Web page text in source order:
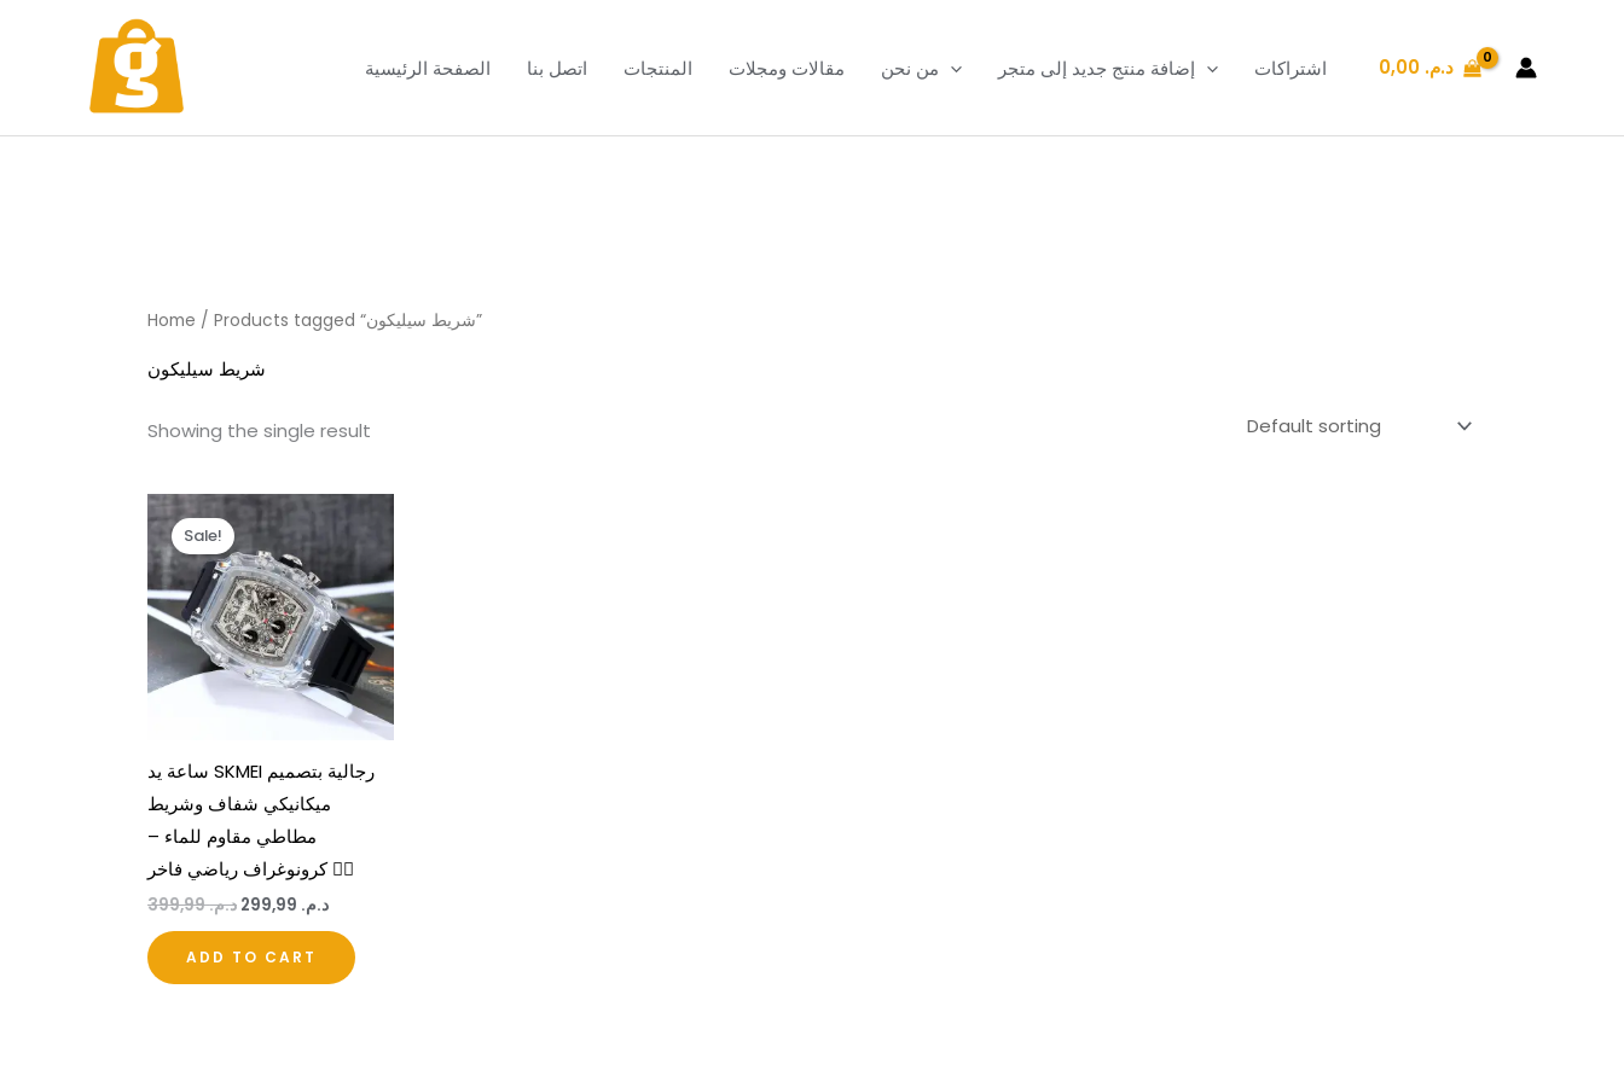
الصفحة الرئيسية اتصل بنا المنتجات مقالات ومجلات من نحن إضافة منتج جديد إلى متجر اشتراكات د.م.
Home / Products tagged “شريط سيليكون”
شريط سيليكون
Showing the single result
Sale!
ساعة يد SKMEI رجالية بتصميم
ميكانيكي شفاف وشريط
مطاطي مقاوم للماء –
كرونوغراف رياضي فاخر 🏃‍♂️
د.م.399,99
Original
price
د.م. 399,99.
د.م.
Current
price
is:
ADD TO CART